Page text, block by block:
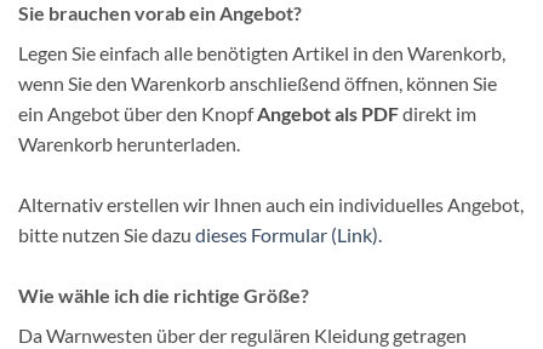
Sie brauchen vorab ein Angebot?
Legen Sie einfach alle benötigten Artikel in den Warenkorb,
wenn Sie den Warenkorb anschließend öffnen, können Sie
ein Angebot über den KnopfAngebot als PDFdirekt im
Warenkorb herunterladen.
Alternativ erstellen wir Ihnen auch ein individuelles Angebot,
bitte nutzen Sie dazu dieses Formular (Link).
Wie wähle ich die richtige Größe?
Da Warnwesten über der regulären Kleidung getragen